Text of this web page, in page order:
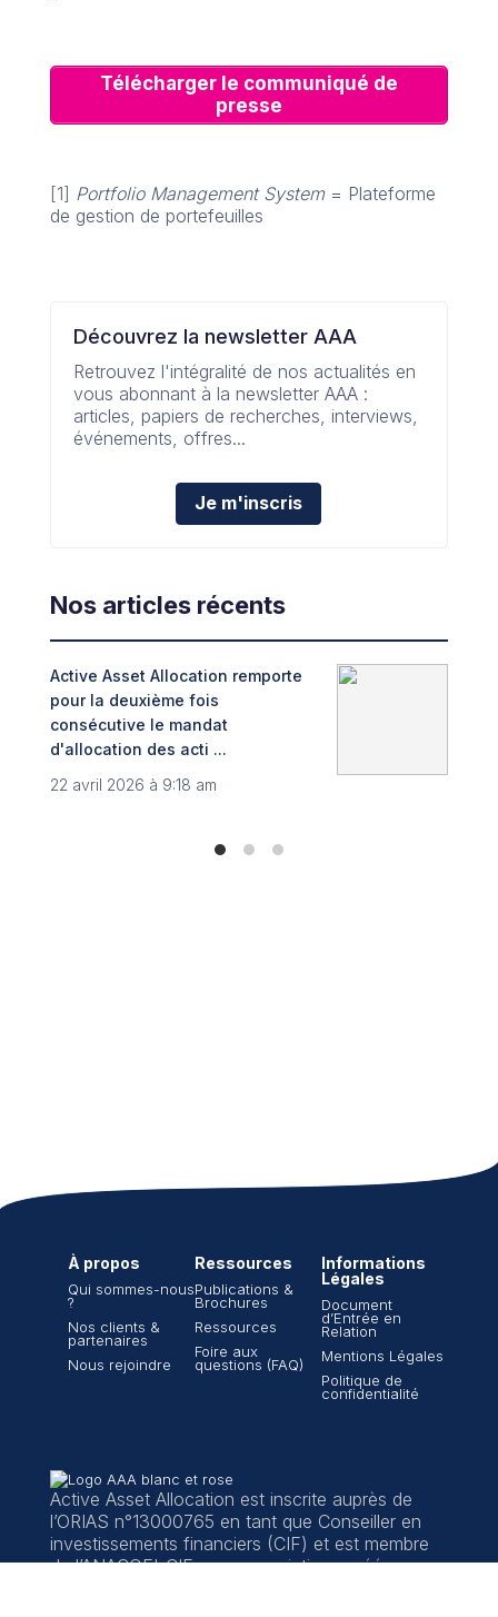
Télécharger le communiqué de
presse
[1] Portfolio Management System= Plateforme
de gestion de portefeuilles
Découvrez la newsletter AAA
Retrouvez l'intégralité de nos actualités en
vous abonnant à la newsletter AAA :
articles, papiers de recherches, interviews,
événements, offres...
Je m'inscris
Nos articles récents
Active Asset Allocation remporte
pour la deuxième fois
consécutive le mandat
d'allocation des acti ...
22 avril 2026 à 9:18 am
À propos
Qui sommes-nous
?
Nos clients &
partenaires
Nous rejoindre
Ressources
Publications &
Brochures
Ressources
Foire aux
questions (FAQ)
Informations
Légales
Document
d’Entrée en
Relation
Mentions Légales
Politique de
confidentialité
Active Asset Allocation est inscrite auprès de
l’ORIAS n°13000765 en tant que Conseiller en
investissements financiers (CIF) et est membre
de l’ANACOFI-CIF, une association agréée par